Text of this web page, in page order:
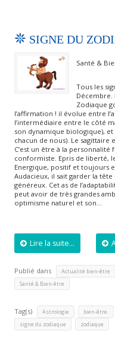
SIGNE DU
Santé &
Tous les
Décembre.
Zodiaque
l’affirmation ! il évolue entre
l’intermédiaire entre le côté
son dynamique biologique), et
chacun de nous). Le sagittaire
C’est un être à la
conformiste. Epris de liberté,
Energique, positif et toujours
Audacieux, il sait garder la tête
généreux. Cet as de
peut avoir de très grandes
optimisme naturel et son…
Lire la suite...
Publié dans Actualité bien-être
Santé & Bien-être
Tag(s) Astrologie bien-être.
signe du zodiaque zodiaque